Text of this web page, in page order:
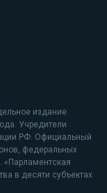
издание
Учредители
РФ. Официальный
федеральных
«Парламентская
в десяти субъектах